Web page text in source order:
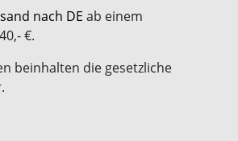
nach DE ab einem
€.
beinhalten die gesetzliche